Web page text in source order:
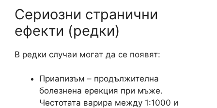
Сериозни странични
ефекти (редки)
В редки случаи могат да се появят:
Приапизъм – продължителна
болезнена ерекция при мъже.
Честотата варира между 1:1000 и